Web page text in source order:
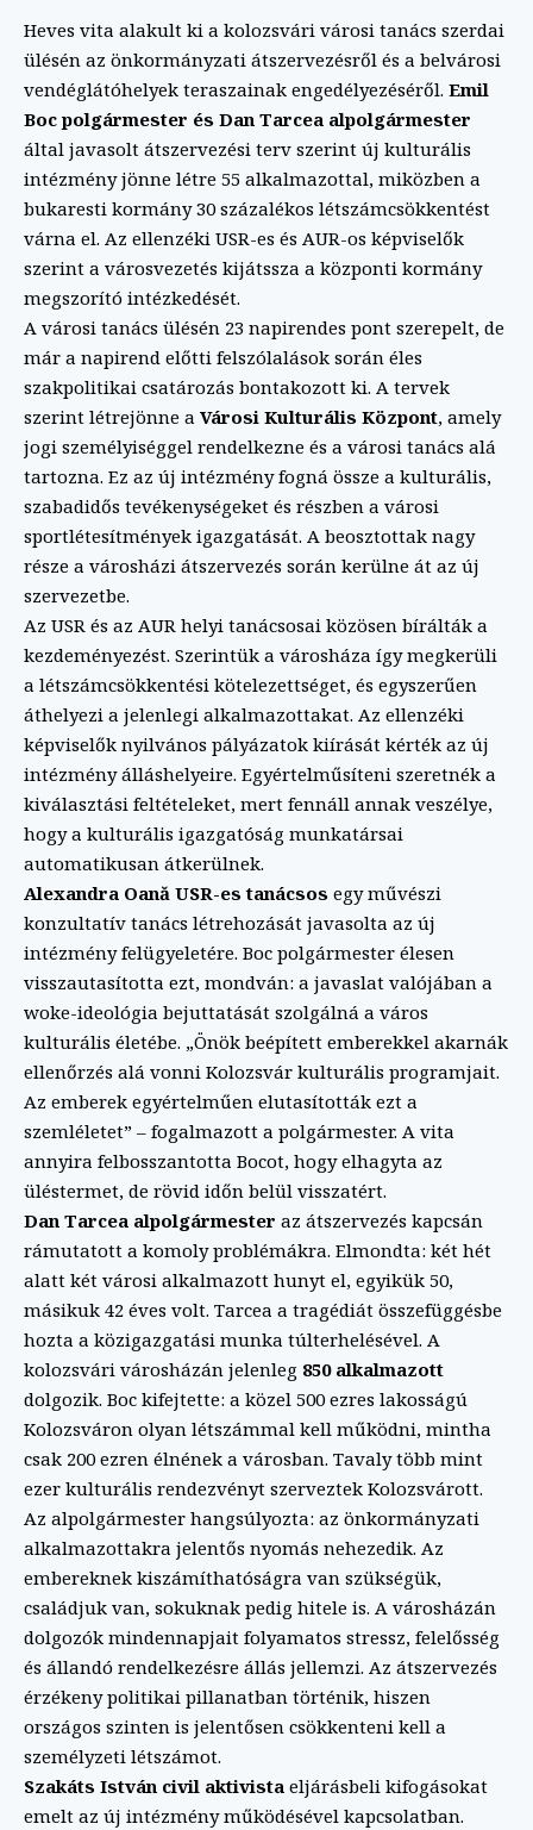
Heves vita alakult ki a kolozsvári városi tanács szerdai
ülésén az önkormányzati átszervezésről és a belvárosi
vendéglátóhelyek teraszainak engedélyezéséről. Emil
Boc polgármester és Dan Tarcea alpolgármester
által javasolt átszervezési terv szerint új kulturális
intézmény jönne létre 55 alkalmazottal, miközben a
bukaresti kormány 30 százalékos létszámcsökkentést
várna el. Az ellenzéki USR-es és AUR-os képviselők
szerint a városvezetés kijátssza a központi kormány
megszorító intézkedését.
A városi tanács ülésén 23 napirendes pont szerepelt, de
már a napirend előtti felszólalások során éles
szakpolitikai csatározás bontakozott ki. A tervek
szerint létrejönne a Városi Kulturális Központ, amely
jogi személyiséggel rendelkezne és a városi tanács alá
tartozna. Ez az új intézmény fogná össze a kulturális,
szabadidős tevékenységeket és részben a városi
sportlétesítmények igazgatását. A beosztottak nagy
része a városházi átszervezés során kerülne át az új
szervezetbe.
Az USR és az AUR helyi tanácsosai közösen bírálták a
kezdeményezést. Szerintük a városháza így megkerüli
a létszámcsökkentési kötelezettséget, és egyszerűen
áthelyezi a jelenlegi alkalmazottakat. Az ellenzéki
képviselők nyilvános pályázatok kiírását kérték az új
intézmény álláshelyeire. Egyértelműsíteni szeretnék a
kiválasztási feltételeket, mert fennáll annak veszélye,
hogy a kulturális igazgatóság munkatársai
automatikusan átkerülnek.
Alexandra Oană USR-es tanácsos egy művészi
konzultatív tanács létrehozását javasolta az új
intézmény felügyeletére. Boc polgármester élesen
visszautasította ezt, mondván: a javaslat valójában a
woke-ideológia bejuttatását szolgálná a város
kulturális életébe. „Önök beépített emberekkel akarnák
ellenőrzés alá vonni Kolozsvár kulturális programjait.
Az emberek egyértelműen elutasították ezt a
szemléletet” – fogalmazott a polgármester. A vita
annyira felbosszantotta Bocot, hogy elhagyta az
üléstermet, de rövid időn belül visszatért.
Dan Tarcea alpolgármester az átszervezés kapcsán
rámutatott a komoly problémákra. Elmondta: két hét
alatt két városi alkalmazott hunyt el, egyikük 50,
másikuk 42 éves volt. Tarcea a tragédiát összefüggésbe
hozta a közigazgatási munka túlterhelésével. A
kolozsvári városházán jelenleg 850 alkalmazott
dolgozik. Boc kifejtette: a közel 500 ezres lakosságú
Kolozsváron olyan létszámmal kell működni, mintha
csak 200 ezren élnének a városban. Tavaly több mint
ezer kulturális rendezvényt szerveztek Kolozsvárott.
Az alpolgármester hangsúlyozta: az önkormányzati
alkalmazottakra jelentős nyomás nehezedik. Az
embereknek kiszámíthatóságra van szükségük,
családjuk van, sokuknak pedig hitele is. A városházán
dolgozók mindennapjait folyamatos stressz, felelősség
és állandó rendelkezésre állás jellemzi. Az átszervezés
érzékeny politikai pillanatban történik, hiszen
országos szinten is jelentősen csökkenteni kell a
személyzeti létszámot.
Szakáts István civil aktivista eljárásbeli kifogásokat
emelt az új intézmény működésével kapcsolatban.